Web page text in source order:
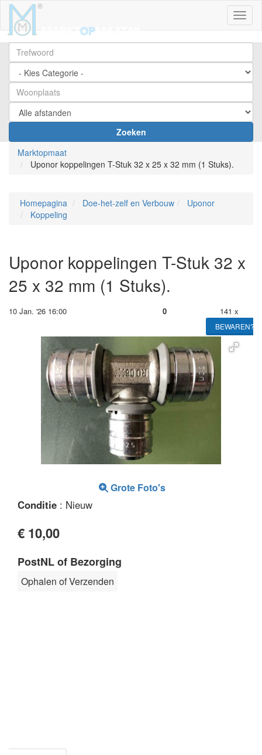
Zoeken
Marktopmaat
Uponor koppelingen T-Stuk 32 x 25 x 32 mm (1 Stuks).
Homepagina Doe-het-zelf en Verbouw
Uponor
Koppeling
Uponor koppelingen T-Stuk 32 x
25 x 32 mm (1 Stuks).
10 Jan. '26 16:00 0 141 x
BEWAREN?
Grote Foto's
Conditie : Nieuw
€ 10,00
PostNL of Bezorging
Ophalen of Verzenden